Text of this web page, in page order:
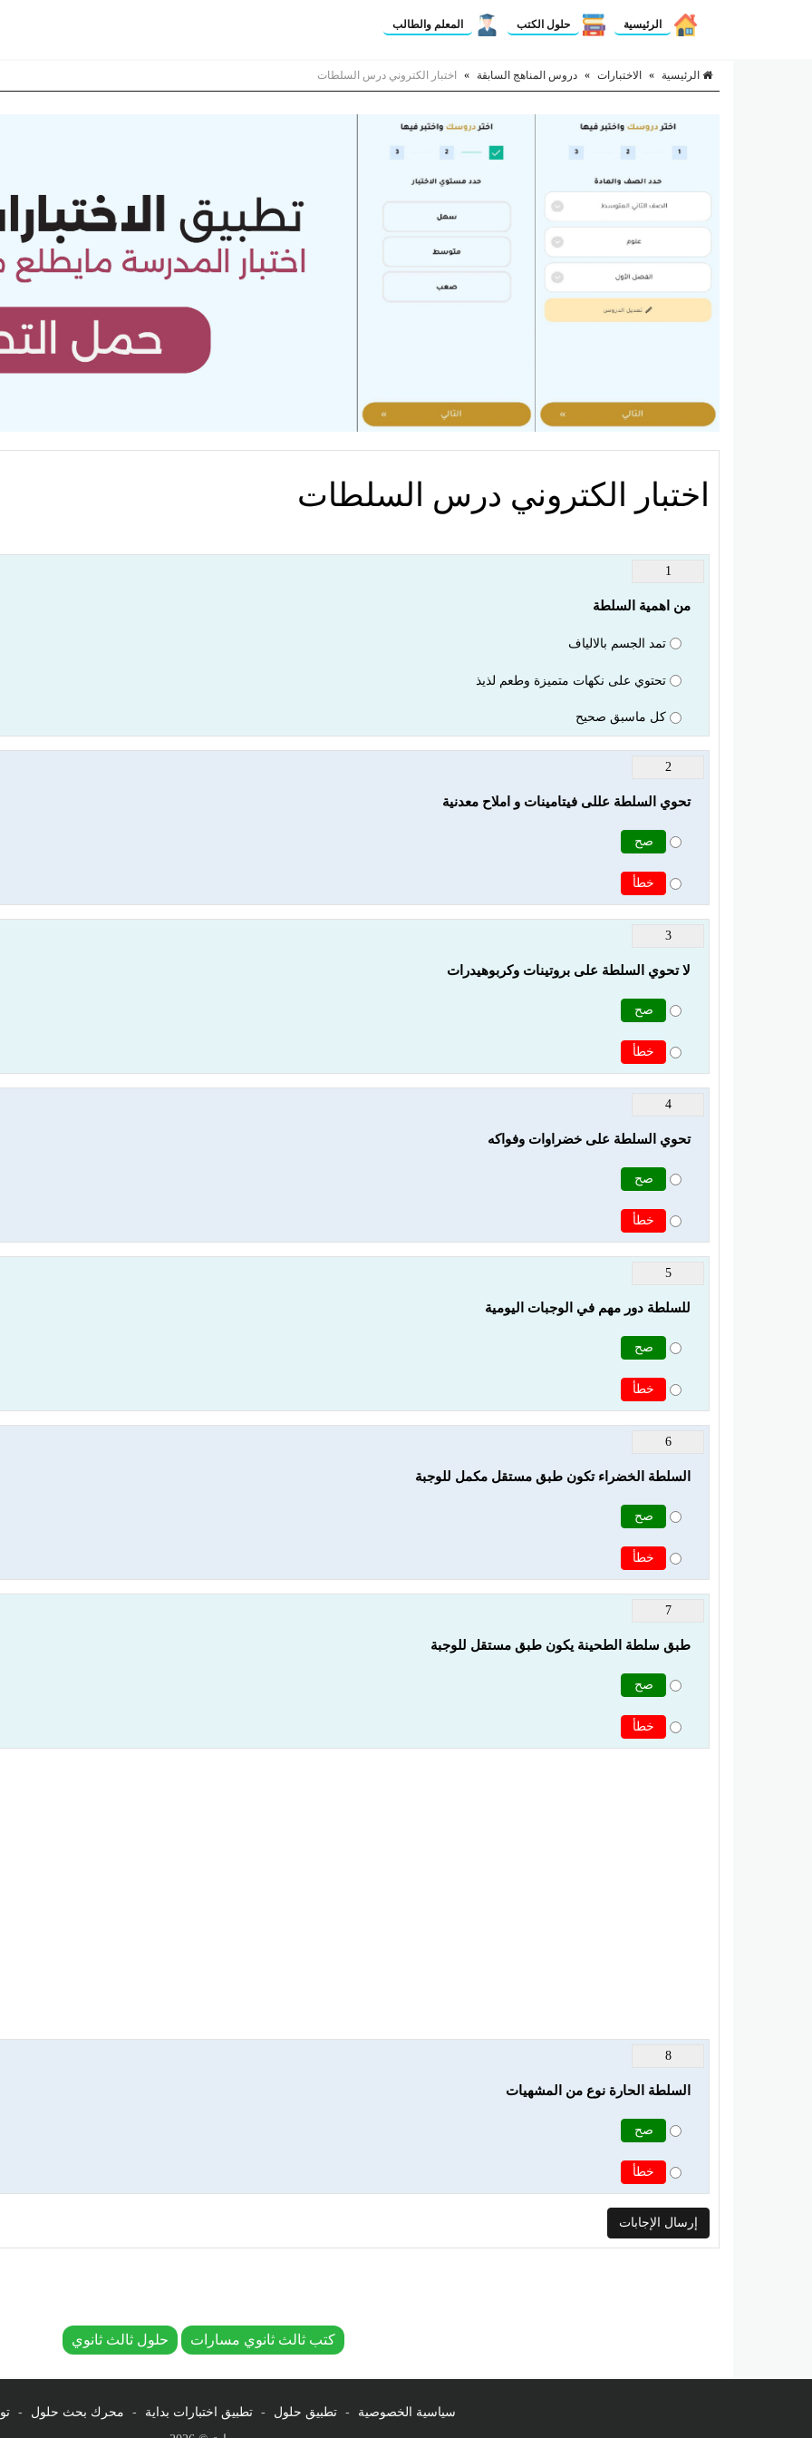
الرئيسية حلول الكتب المعلم والطالب
الرئيسية » الاختبارات » دروس المناهج السابقة » اختبار الكتروني درس السلطات
اختبار الكتروني درس السلطات
1
من اهمية السلطة
تمد الجسم بالالياف
تحتوي على نكهات متميزة وطعم لذيذ
كل ماسبق صحيح
2
تحوي السلطة عللى فيتامينات و املاح معدنية
صح
خطأ
3
لا تحوي السلطة على بروتينات وكربوهيدرات
صح
خطأ
4
تحوي السلطة على خضراوات وفواكه
صح
خطأ
5
للسلطة دور مهم في الوجبات اليومية
صح
خطأ
6
السلطة الخضراء تكون طبق مستقل مكمل للوجبة
صح
خطأ
7
طبق سلطة الطحينة يكون طبق مستقل للوجبة
صح
خطأ
8
السلطة الحارة نوع من المشهيات
صح
خطأ
كتب ثالث ثانوي مسارات حلول ثالث ثانوي
سياسية الخصوصية - تطبيق حلول - تطبيق اختبارات بداية - محرك بحث حلول -